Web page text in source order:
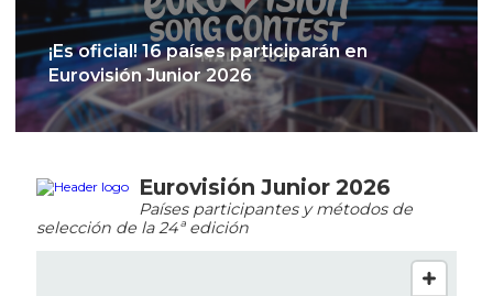
¡Es oficial! 16 países participarán en
Eurovisión Junior 2026